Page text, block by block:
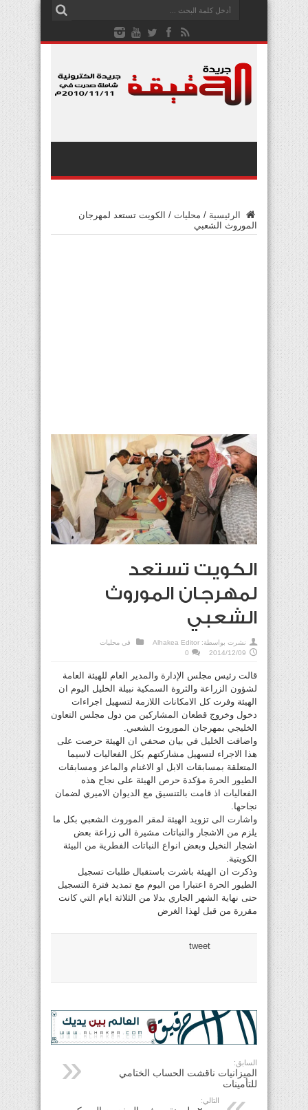
الرئيسية / محليات / الكويت تستعد لمهرجان
الموروث الشعبي
الكويت تستعد
لمهرجان الموروث
الشعبي
نشرت بواسطة: Alhakea Editor في محليات
2014/12/09
0
قالت رئيس مجلس الإدارة والمدير العام للهيئة العامة
لشؤون الزراعة والثروة السمكية نبيلة الخليل اليوم ان
الهيئة وفرت كل الامكانات اللازمة لتسهيل اجراءات
دخول وخروج قطعان المشاركين من دول مجلس التعاون
الخليجي بمهرجان الموروث الشعبي.
واضافت الخليل في بيان صحفي ان الهيئة حرصت على
هذا الاجراء لتسهيل مشاركتهم بكل الفعاليات لاسيما
المتعلقة بمسابقات الابل او الاغنام والماعز ومسابقات
الطيور الحرة مؤكدة حرص الهيئة على نجاح هذه
الفعاليات اذ قامت بالتنسيق مع الديوان الاميري لضمان
نجاحها.
واشارت الى تزويد الهيئة لمقر الموروث الشعبي بكل ما
يلزم من الاشجار والنباتات مشيرة الى زراعة بعض
اشجار النخيل وبعض انواع النباتات الفطرية من البيئة
الكويتية.
وذكرت ان الهيئة باشرت باستقبال طلبات تسجيل
الطيور الحرة اعتبارا من اليوم مع تمديد فترة التسجيل
حتى نهاية الشهر الجاري بدلا من الثلاثة ايام التي كانت
مقررة من قبل لهذا الغرض
tweet
السابق:
الميزانيات ناقشت الحساب الختامي
للتأمينات
التالي: